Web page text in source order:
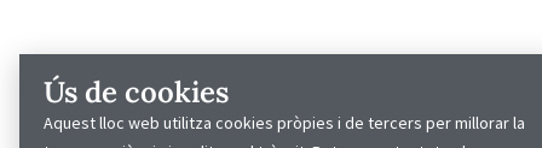
Ús de cookies
Aquest lloc web utilitza cookies pròpies i de tercers per millorar la